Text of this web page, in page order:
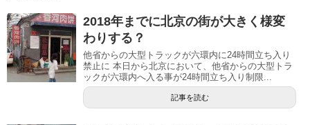
2018年までに北京の街が大きく様変
わりする？
他省からの大型トラックが六環内に24時間立ち入り
禁止に 本日から北京において、他省からの大型トラ
ックが六環内へ入る事が24時間立ち入り制限...
記事を読む